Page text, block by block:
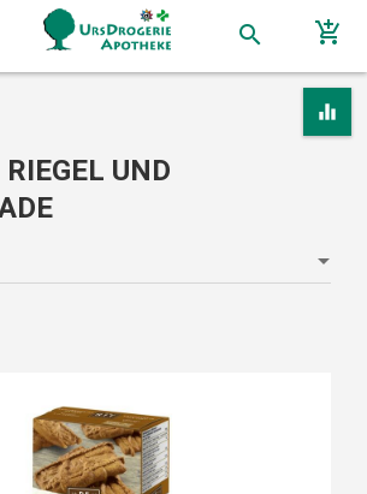
search add_shopping_cart
equalizer
UND